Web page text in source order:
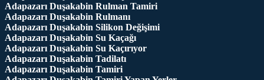
Adapazarı Duşakabin Rulman Tamiri
Adapazarı Duşakabin Rulmanı
Adapazarı Duşakabin Silikon Değişimi
Adapazarı Duşakabin Su Kaçağı
Adapazarı Duşakabin Su Kaçırıyor
Adapazarı Duşakabin Tadilatı
Adapazarı Duşakabin Tamiri